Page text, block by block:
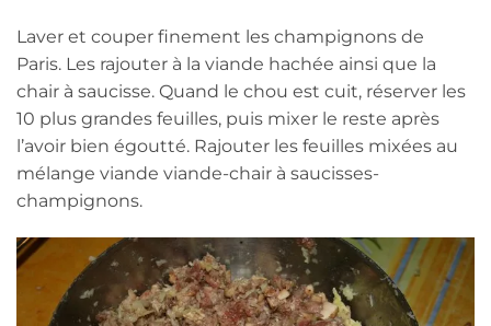
Laver et couper finement les champignons de
Paris. Les rajouter à la viande hachée ainsi que la
chair à saucisse. Quand le chou est cuit, réserver les
10 plus grandes feuilles, puis mixer le reste après
l’avoir bien égoutté. Rajouter les feuilles mixées au
mélange viande viande-chair à saucisses-
champignons.